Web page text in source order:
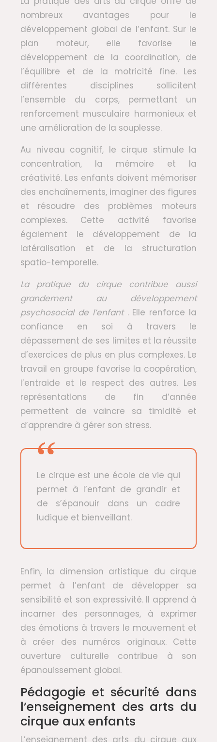
nombreux avantages pour le
développement global de l’enfant. Sur le
plan moteur, elle favorise le
développement de la coordination, de
l’équilibre et de la motricité fine. Les
différentes disciplines sollicitent
l’ensemble du corps, permettant un
renforcement musculaire harmonieux et
une amélioration de la souplesse.
Au niveau cognitif, le cirque stimule la
concentration, la mémoire et la
créativité. Les enfants doivent mémoriser
des enchaînements, imaginer des figures
et résoudre des problèmes moteurs
complexes. Cette activité favorise
également le développement de la
latéralisation et de la structuration
spatio-temporelle.
La pratique du cirque contribue aussi
grandement au développement
psychosocial de l’enfant . Elle renforce la
confiance en soi à travers le
dépassement de ses limites et la réussite
d’exercices de plus en plus complexes. Le
travail en groupe favorise la coopération,
l’entraide et le respect des autres. Les
représentations de fin d’année
permettent de vaincre sa timidité et
d’apprendre à gérer son stress.
Le cirque est une école de vie qui
permet à l’enfant de grandir et
de s’épanouir dans un cadre
ludique et bienveillant.
Enfin, la dimension artistique du cirque
permet à l’enfant de développer sa
sensibilité et son expressivité. Il apprend à
incarner des personnages, à exprimer
des émotions à travers le mouvement et
à créer des numéros originaux. Cette
ouverture culturelle contribue à son
épanouissement global.
Pédagogie et sécurité dans
l’enseignement des arts du
cirque aux enfants
L’enseignement des arts du cirque aux